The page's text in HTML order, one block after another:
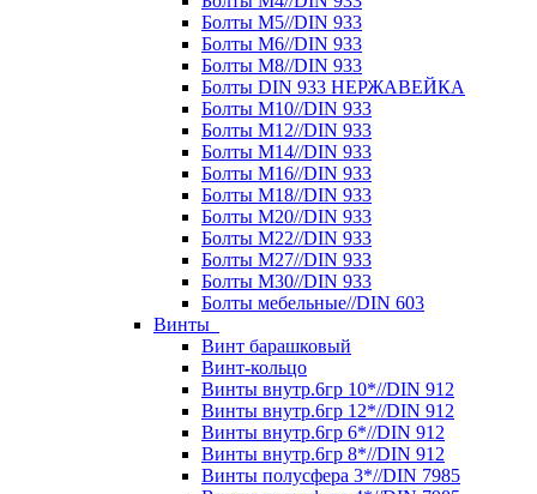
Болты М5//DIN 933
Болты М6//DIN 933
Болты М8//DIN 933
Болты DIN 933 НЕРЖАВЕЙКА
Болты М10//DIN 933
Болты М12//DIN 933
Болты М14//DIN 933
Болты М16//DIN 933
Болты М18//DIN 933
Болты М20//DIN 933
Болты М22//DIN 933
Болты М27//DIN 933
Болты М30//DIN 933
Болты мебельные//DIN 603
Винты
Винт барашковый
Винт-кольцо
Винты внутр.6гр 10*//DIN 912
Винты внутр.6гр 12*//DIN 912
Винты внутр.6гр 6*//DIN 912
Винты внутр.6гр 8*//DIN 912
Винты полусфера 3*//DIN 7985